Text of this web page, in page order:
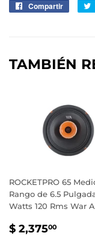
Compartir
TAMBIÉN
ROCKETPRO 65
Rango de 6.5
Watts 120 Rms War
PRECIO
$ 2,37500